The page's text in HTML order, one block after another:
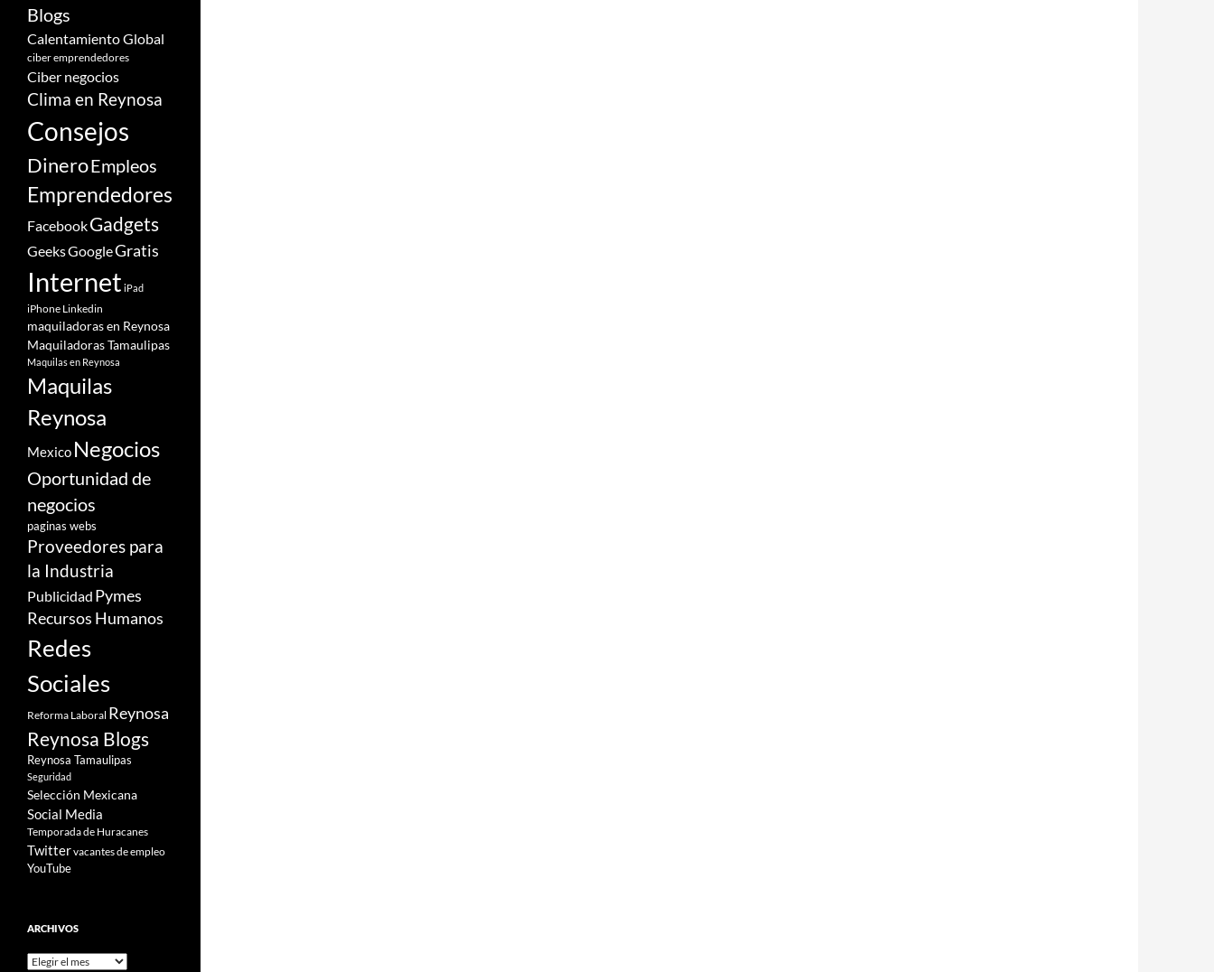
Blogs
Calentamiento Global
ciber emprendedores
Ciber negocios
Clima en Reynosa
Consejos
DineroEmpleos
Emprendedores
FacebookGadgets
GeeksGoogleGratis
Internet iPad
iPhone Linkedin
maquiladoras en Reynosa
Maquiladoras Tamaulipas
Maquilas en Reynosa
Maquilas
Reynosa
Mexico Negocios
Oportunidad de
negocios
paginas webs
Proveedores para
la Industria
Publicidad Pymes
Recursos Humanos
Redes
Sociales
Reforma Laboral Reynosa
Reynosa Blogs
Reynosa Tamaulipas
Seguridad
Selección Mexicana
Social Media
Temporada de Huracanes
Twittervacantes de empleo
YouTube
ARCHIVOS
Archivos